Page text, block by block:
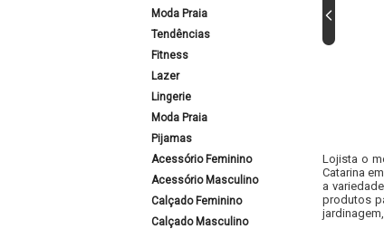
Moda Praia
Tendências
Fitness
Lazer
Lingerie
Moda Praia
Pijamas
Acessório Feminino
Acessório Masculino
Calçado Feminino
Calçado Masculino
Lojista o
Catarina
a
produtos